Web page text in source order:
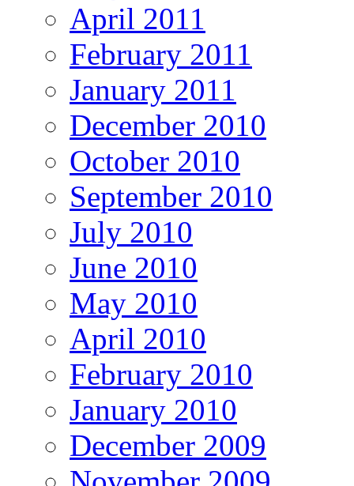
April 2011
February 2011
January 2011
December 2010
October 2010
September 2010
July 2010
June 2010
May 2010
April 2010
February 2010
January 2010
December 2009